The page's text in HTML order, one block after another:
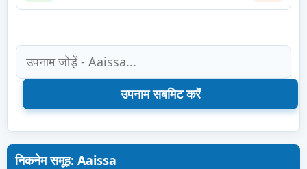
निकनेम समूह: Aaissa